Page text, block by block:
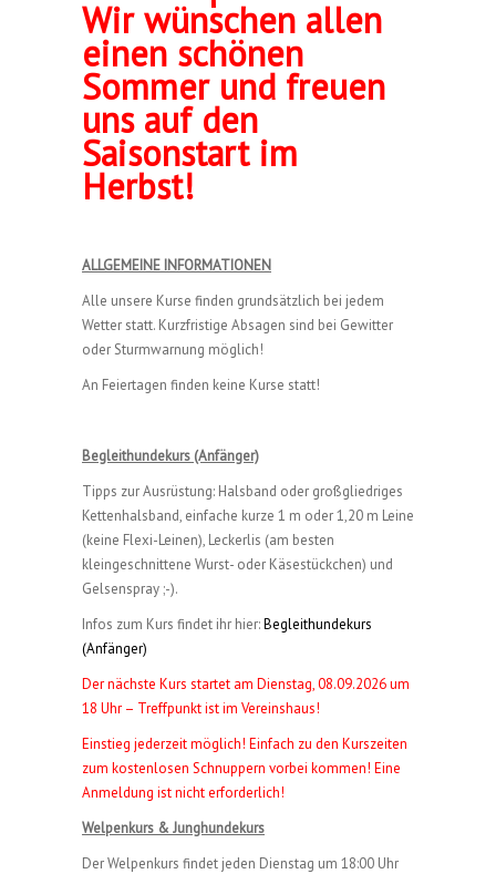
Wir wünschen allen
einen schönen
Sommer und freuen
uns auf den
Saisonstart im
Herbst!
ALLGEMEINE INFORMATIONEN
Alle unsere Kurse finden grundsätzlich bei jedem
Wetter statt. Kurzfristige Absagen sind bei Gewitter
oder Sturmwarnung möglich!
An Feiertagen finden keine Kurse statt!
Begleithundekurs (Anfänger)
Tipps zur Ausrüstung: Halsband oder großgliedriges
Kettenhalsband, einfache kurze 1 m oder 1,20 m Leine
(keine Flexi-Leinen), Leckerlis (am besten
kleingeschnittene Wurst- oder Käsestückchen) und
Gelsenspray ;-).
Infos zum Kurs findet ihr hier:Begleithundekurs
(Anfänger)
Der nächste Kurs startet am Dienstag, 08.09.2026 um
18 Uhr – Treffpunkt ist im Vereinshaus!
Einstieg jederzeit möglich! Einfach zu den Kurszeiten
zum kostenlosen Schnuppern vorbei kommen! Eine
Anmeldung ist nicht erforderlich!
Welpenkurs & Junghundekurs
Der Welpenkurs findet jeden Dienstag um 18:00 Uhr